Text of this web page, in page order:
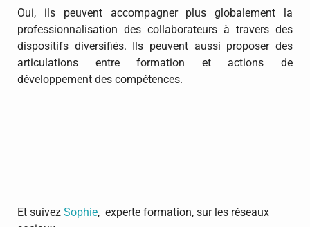
Oui, ils peuvent accompagner plus globalement la
professionnalisation des collaborateurs à travers des
dispositifs diversifiés. Ils peuvent aussi proposer des
articulations entre formation et actions de
développement des compétences.
Et suivez Sophie, experte formation, sur les réseaux